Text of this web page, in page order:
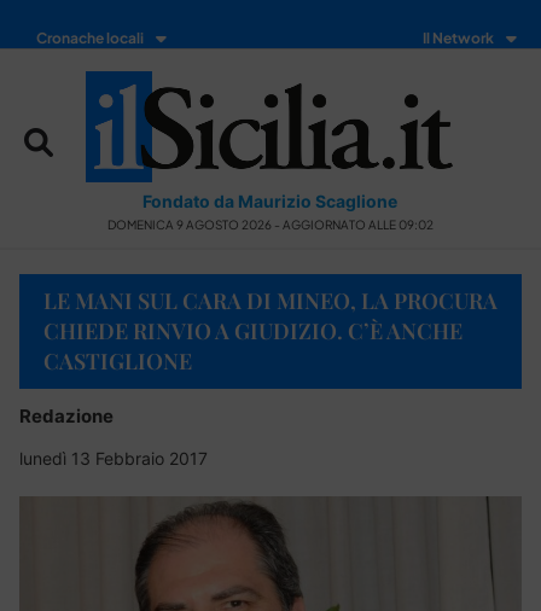
Cronache locali Il Network
Fondato da Maurizio Scaglione
DOMENICA 9 AGOSTO 2026 - AGGIORNATO ALLE 09:02
LE MANI SUL CARA DI MINEO, LA PROCURA
CHIEDE RINVIO A GIUDIZIO. C’È ANCHE
CASTIGLIONE
Redazione
lunedì 13 Febbraio 2017